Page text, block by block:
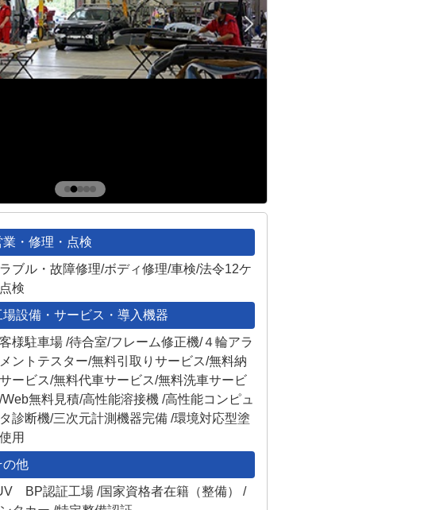
業・修理・点検
ラブル・故障修理/ボディ修理/車検/法令12ケ
検
場設備・サービス・導入機器
様駐車場 /待合室/フレーム修正機/４輪アラ
ントテスター/無料引取りサービス/無料納
ービス/無料代車サービス/無料洗車サービ
Web無料見積/高性能溶接機 /高性能コンピュ
診断機/三次元計測機器完備 /環境対応型塗
用
の他
BP認証工場 /国家資格者在籍（整備） /